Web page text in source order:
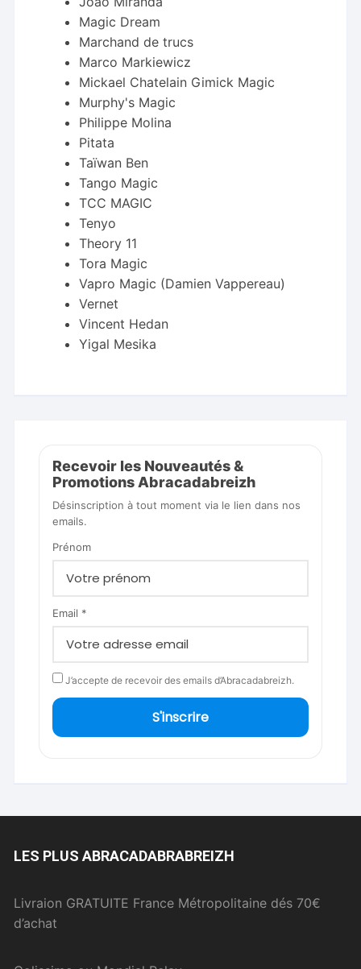
Magic Dream
Marchand de trucs
Marco Markiewicz
Mickael Chatelain Gimick Magic
Murphy's Magic
Philippe Molina
Pitata
Taïwan Ben
Tango Magic
TCC MAGIC
Tenyo
Theory 11
Tora Magic
Vapro Magic (Damien Vappereau)
Vernet
Vincent Hedan
Yigal Mesika
Recevoir les Nouveautés &
Promotions Abracadabreizh
Désinscription à tout moment via le lien dans nos
emails.
Prénom
Email *
J’accepte de recevoir des emails d’Abracadabreizh.
S'inscrire
LES PLUS ABRACADABRABREIZH
Livraion GRATUITE France Métropolitaine dés 70€
d’achat